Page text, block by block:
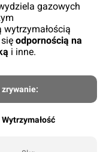
gazowych
wytrzymałością
odpornością na
i inne.
zrywanie:
Wytrzymałość